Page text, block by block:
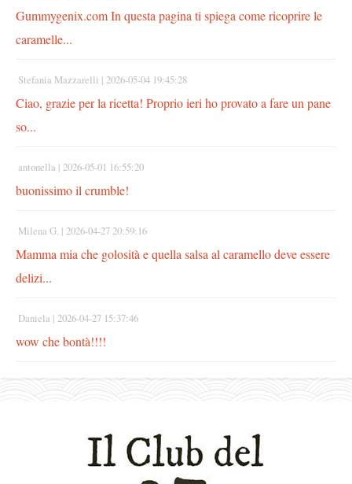
Gummygenix.com In questa pagina ti spiega come ricoprire le
caramelle...
Stefania Mazzarelli | 2026-05-04 19:45:28
Ciao, grazie per la ricetta! Proprio ieri ho provato a fare un pane
so...
antonella | 2026-05-01 16:55:20
buonissimo il crumble!
Milena G. | 2026-04-27 20:59:16
Mamma mia che golosità e quella salsa al caramello deve essere
delizi...
Daniela | 2026-04-27 15:37:46
wow che bontà!!!!